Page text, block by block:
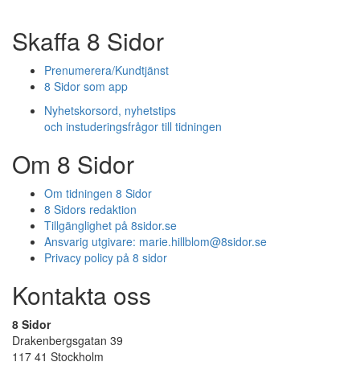
Skaffa 8 Sidor
Prenumerera/Kundtjänst
8 Sidor som app
Nyhetskorsord, nyhetstips
och instuderingsfrågor till tidningen
Om 8 Sidor
Om tidningen 8 Sidor
8 Sidors redaktion
Tillgänglighet på 8sidor.se
Ansvarig utgivare: marie.hillblom@8sidor.se
Privacy policy på 8 sidor
Kontakta oss
8 Sidor
Drakenbergsgatan 39
117 41 Stockholm